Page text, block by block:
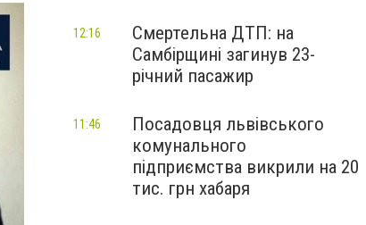
Смертельна ДТП: на
Самбірщині загинув 23-
річний пасажир
12:16
Посадовця львівського
комунального
підприємства викрили на 20
тис. грн хабаря
11:46